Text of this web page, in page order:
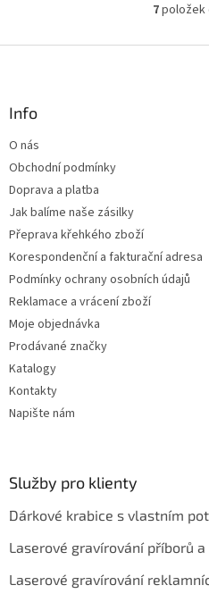
O
l
ý
7položek
Info
O nás
Obchodní podmínky
Doprava a platba
Jak balíme naše zásilky
Přeprava křehkého zboží
Korespondenční a fakturační adresa
Podmínky ochrany osobních údajů
Reklamace a vrácení zboží
Moje objednávka
Prodávané značky
Katalogy
Kontakty
Napište nám
Služby pro klienty
Dárkové krabice s vlastním
Laserové gravírování příborů
Laserové gravírování